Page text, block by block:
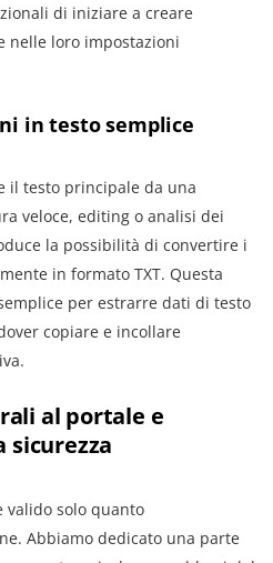
di iniziare a creare
nelle loro impostazioni
in testo semplice
il testo principale da una
veloce, editing o analisi dei
la possibilità di convertire i
in formato TXT. Questa
per estrarre dati di testo
copiare e incollare
al portale e
valido solo quanto
Abbiamo dedicato una parte